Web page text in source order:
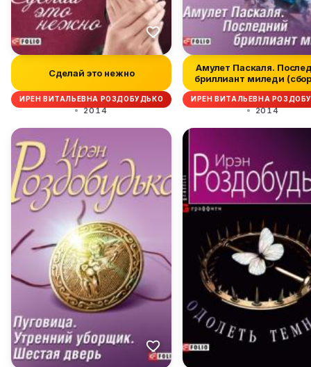
Сделай это нежно
ИРЕН ВИТАЛЬЕВНА РОЗДОБУДЬКО
2014
Амулет Паскаля.
бриллиант миледи
ИРЕН ВИТАЛЬЕВНА
2014